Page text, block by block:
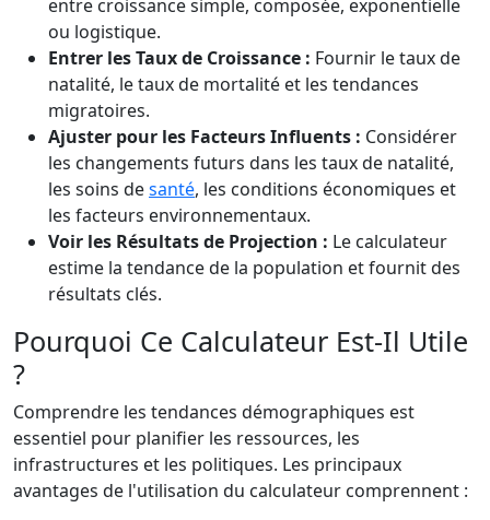
entre croissance simple, composée, exponentielle
ou logistique.
Entrer les Taux de Croissance : Fournir le taux de
natalité, le taux de mortalité et les tendances
migratoires.
Ajuster pour les Facteurs Influents : Considérer
les changements futurs dans les taux de natalité,
les soins desanté, les conditions économiques et
les facteurs environnementaux.
Voir les Résultats de Projection : Le calculateur
estime la tendance de la population et fournit des
résultats clés.
Pourquoi Ce Calculateur Est-Il Utile
?
Comprendre les tendances démographiques est
essentiel pour planifier les ressources, les
infrastructures et les politiques. Les principaux
avantages de l'utilisation du calculateur comprennent :